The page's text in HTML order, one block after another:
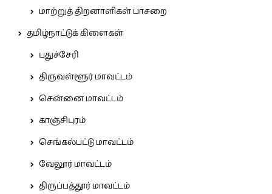
மாற்றுத் திறனாளிகள் பாசறை
தமிழ்நாட்டுக் கிளைகள்
புதுச்சேரி
திருவள்ளூர் மாவட்டம்
சென்னை மாவட்டம்
காஞ்சிபுரம்
செங்கல்பட்டு மாவட்டம்
வேலூர் மாவட்டம்
திருப்பத்தூர் மாவட்டம்